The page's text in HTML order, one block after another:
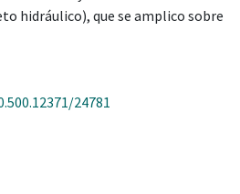
hidráulico), que se amplico sobre
24781